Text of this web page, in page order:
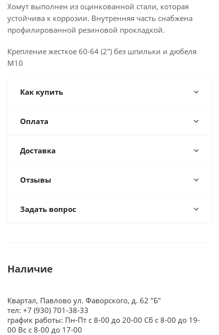
Хомут выполнен из оцинкованной стали, которая
устойчива к коррозии. Внутренняя часть снабжена
профилированной резиновой прокладкой.
Крепление жесткое 60-64 (2") без шпильки и дюбеля
М10
Как купить
Оплата
Доставка
Отзывы
Задать вопрос
Наличие
Квартал, Павлово ул. Фаворского, д. 62 "Б"
тел: +7 (930) 701-38-33
график работы: Пн-Пт с 8-00 до 20-00 Сб с 8-00 до 19-
00 Вс с 8-00 до 17-00